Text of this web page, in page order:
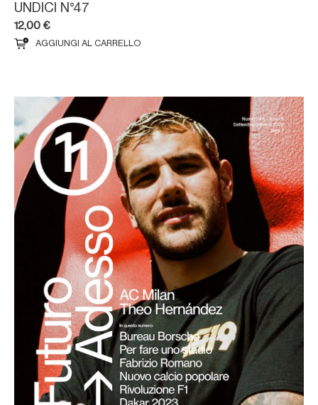
UNDICI N°47
12,00 €
AGGIUNGI AL CARRELLO